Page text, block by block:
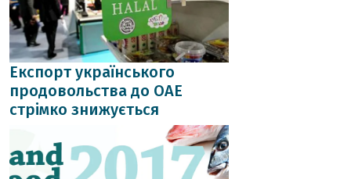
Експорт українського
продовольства до ОАЕ
стрімко знижується